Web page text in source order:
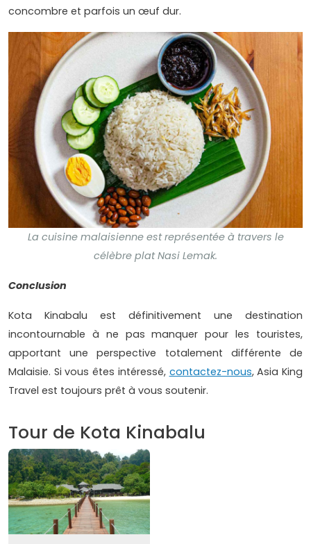
concombre et parfois un œuf dur.
La cuisine malaisienne est représentée à travers le
célèbre plat Nasi Lemak.
Conclusion
Kota Kinabalu est définitivement une destination
incontournable à ne pas manquer pour les touristes,
apportant une perspective totalement différente de
Malaisie. Si vous êtes intéressé, contactez-nous, Asia King
Travel est toujours prêt à vous soutenir.
Tour de Kota Kinabalu